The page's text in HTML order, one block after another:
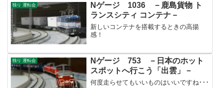
独り 運転会
Nゲージ 1036 －鹿島貨物 ト
ランスシティ コンテナ－
新しいコンテナを搭載するときの高揚
感！
独り 運転会
Nゲージ 753 －日本のホット
スポットへ行こう「出雲」－
何度走らせてもいいものはいいですね･･･